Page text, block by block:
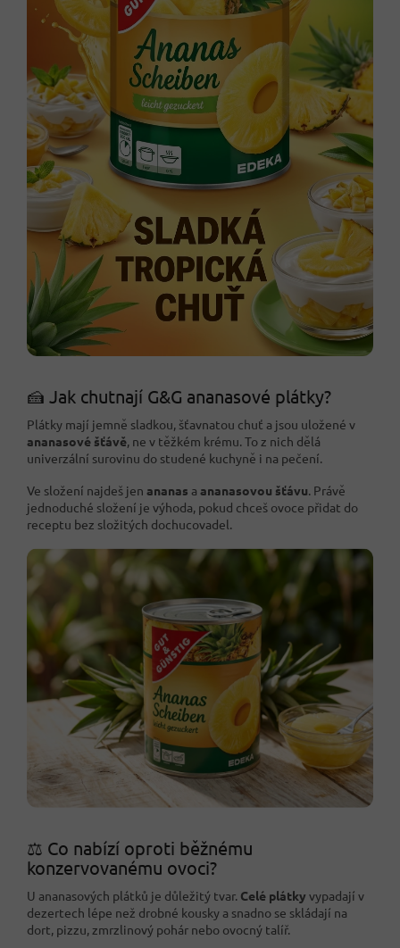
🍰 Jak chutnají G&G ananasové plátky?
Plátky mají jemně sladkou, šťavnatou chuť a jsou uložené v
ananasové šťávě, ne v těžkém krému. To z nich dělá
univerzální surovinu do studené kuchyně i na pečení.
Ve složení najdeš jen ananas a ananasovou šťávu. Právě
jednoduché složení je výhoda, pokud chceš ovoce přidat do
receptu bez složitých dochucovadel.
⚖️ Co nabízí oproti běžnému
konzervovanému ovoci?
U ananasových plátků je důležitý tvar. Celé plátky vypadají v
dezertech lépe než drobné kousky a snadno se skládají na
dort, pizzu, zmrzlinový pohár nebo ovocný talíř.